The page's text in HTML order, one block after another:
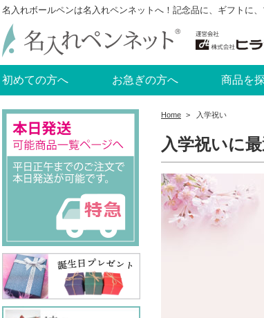
名入れボールペンは名入れペンネットへ！記念品に、ギフトに
初めての方へ お急ぎの方へ 商品を
Home > 入学祝い
入学祝いに